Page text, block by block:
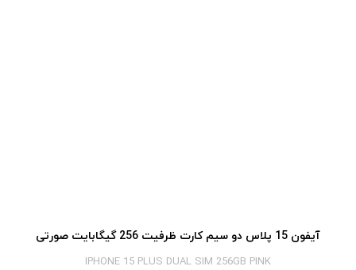
آیفون 15 پلاس دو سیم کارت ظرفیت 256 گیگابایت صورتی
IPHONE 15 PLUS DUAL SIM 256GB PINK